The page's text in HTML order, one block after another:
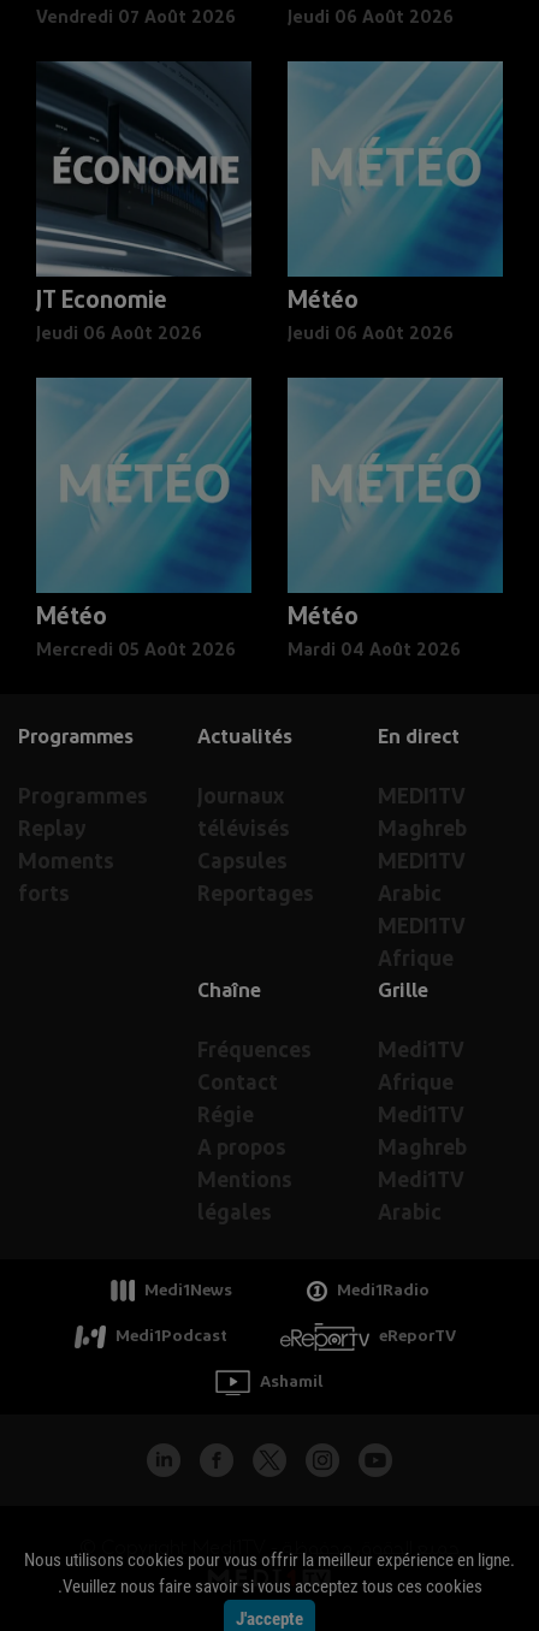
Vendredi 07 Août 2026 Jeudi 06 Août 2026
JT Economie
Jeudi 06 Août 2026
Météo
Jeudi 06 Août 2026
Météo
Mercredi 05 Août 2026
Météo
Mardi 04 Août 2026
En direct
MEDI1TV
Maghreb
MEDI1TV
Arabic
MEDI1TV
Afrique
Actualités
Journaux
télévisés
Capsules
Reportages
Programmes
Programmes
Replay
Moments
forts
Grille
Medi1TV
Afrique
Medi1TV
Maghreb
Medi1TV
Arabic
Chaîne
Fréquences
Contact
Régie
A propos
Mentions
légales
Medi1News Medi1Radio
Medi1Podcast eReporTV
Ashamil
جميع الحقوق محفوظة - Copyright Medi1TV ©
Nous utilisons cookies pour vous offrir la meilleur expérience en ligne.
Veuillez nous faire savoir si vous acceptez tous ces cookies.
J'accepte